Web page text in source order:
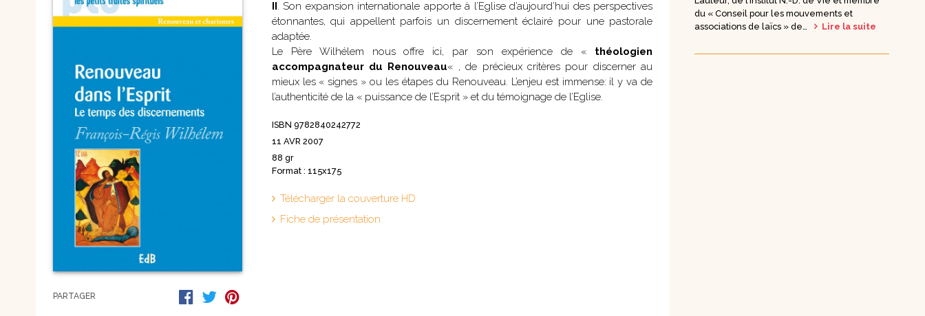
Nouvelles
Saints et amis de Dieu
Spiritualité
Théologie
vie consacrée
Vierge Marie
spirituels – Bonheur
chrétien – Série III
Theologia
Aux Quatre Vents
CD Croissance
humaine
CD Couples, familles,
célibat
CD Témoignages
CD Mission et
DVD Documentaires
/ Enseignements
PARTAGER
II. Son expansion internationale apporte à l’Eglise d’aujourd’hui des perspectives
étonnantes, qui appellent parfois un discernement éclairé pour une pastorale
adaptée.
Le Père Wilhélem nous offre ici, par son expérience de « théologien
accompagnateur du Renouveau« , de précieux critères pour discerner au
mieux les « signes » ou les étapes du Renouveau. L’enjeu est immense: il y va de
l’authenticité de la « puissance de l’Esprit » et du témoignage de l’Eglise.
ISBN 9782840242772
11 AVR 2007
88 gr
Format : 115x175
Télécharger la couverture HD
Fiche de présentation
du « Conseil pour les mouvements et
associations de laïcs » de…
Lire la suite